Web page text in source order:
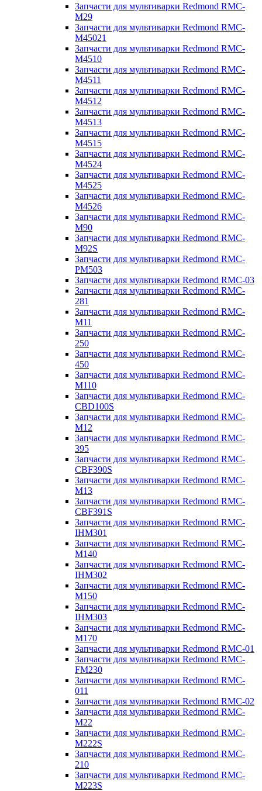
Запчасти для мультиварки Redmond RMC-
M29
Запчасти для мультиварки Redmond RMC-
M45021
Запчасти для мультиварки Redmond RMC-
M4510
Запчасти для мультиварки Redmond RMC-
M4511
Запчасти для мультиварки Redmond RMC-
M4512
Запчасти для мультиварки Redmond RMC-
M4513
Запчасти для мультиварки Redmond RMC-
M4515
Запчасти для мультиварки Redmond RMC-
M4524
Запчасти для мультиварки Redmond RMC-
M4525
Запчасти для мультиварки Redmond RMC-
M4526
Запчасти для мультиварки Redmond RMC-
M90
Запчасти для мультиварки Redmond RMC-
M92S
Запчасти для мультиварки Redmond RMC-
PM503
Запчасти для мультиварки Redmond RMC-03
Запчасти для мультиварки Redmond RMC-
281
Запчасти для мультиварки Redmond RMC-
M11
Запчасти для мультиварки Redmond RMC-
250
Запчасти для мультиварки Redmond RMC-
450
Запчасти для мультиварки Redmond RMC-
M110
Запчасти для мультиварки Redmond RMC-
CBD100S
Запчасти для мультиварки Redmond RMC-
M12
Запчасти для мультиварки Redmond RMC-
395
Запчасти для мультиварки Redmond RMC-
CBF390S
Запчасти для мультиварки Redmond RMC-
M13
Запчасти для мультиварки Redmond RMC-
CBF391S
Запчасти для мультиварки Redmond RMC-
IHM301
Запчасти для мультиварки Redmond RMC-
M140
Запчасти для мультиварки Redmond RMC-
IHM302
Запчасти для мультиварки Redmond RMC-
M150
Запчасти для мультиварки Redmond RMC-
IHM303
Запчасти для мультиварки Redmond RMC-
M170
Запчасти для мультиварки Redmond RMC-01
Запчасти для мультиварки Redmond RMC-
FM230
Запчасти для мультиварки Redmond RMC-
011
Запчасти для мультиварки Redmond RMC-02
Запчасти для мультиварки Redmond RMC-
M22
Запчасти для мультиварки Redmond RMC-
M222S
Запчасти для мультиварки Redmond RMC-
210
Запчасти для мультиварки Redmond RMC-
M223S